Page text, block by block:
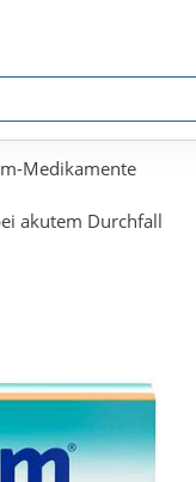
Medikamente
akutem Durchfall